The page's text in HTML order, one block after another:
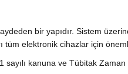
bir yapıdır. Sistem
elektronik cihazlar için
kanuna ve Tübitak